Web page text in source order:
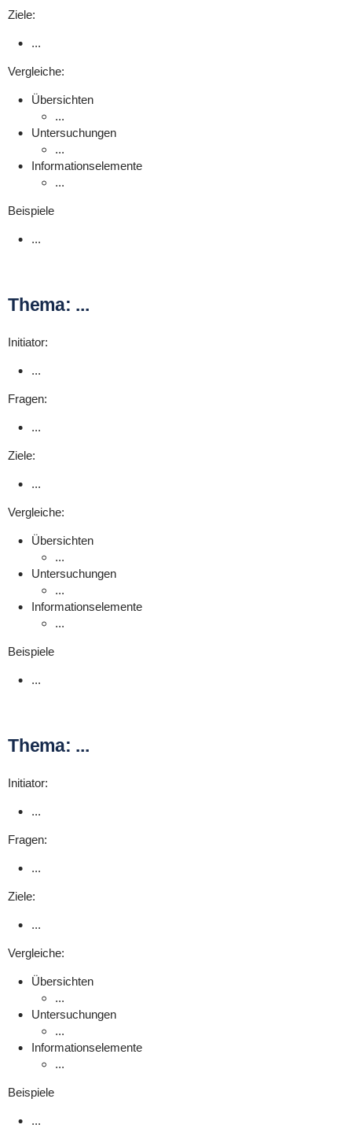
Ziele:
...
Vergleiche:
Übersichten
...
Untersuchungen
...
Informationselemente
...
Beispiele
...
Thema: ...
Initiator:
...
Fragen:
...
Ziele:
...
Vergleiche:
Übersichten
...
Untersuchungen
...
Informationselemente
...
Beispiele
...
Thema: ...
Initiator:
...
Fragen:
...
Ziele:
...
Vergleiche:
Übersichten
...
Untersuchungen
...
Informationselemente
...
Beispiele
...